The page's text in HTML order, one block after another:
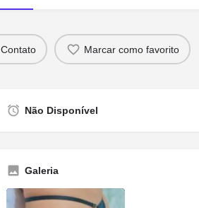
Contato Marcar como favorito
Não Disponível
Galeria